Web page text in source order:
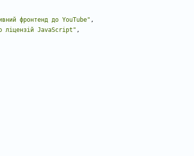
фронтенд до YouTube" ,
ліцензій JavaScript" ,